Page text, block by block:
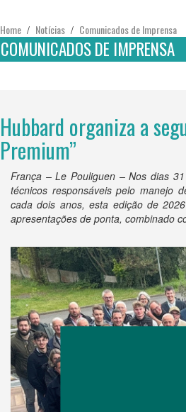
Home / Notícias / Comunicados de Imprensa
COMUNICADOS DE IMPRENSA
Hubbard organiza a
Premium”
França – Le Pouliguen – Nos dias
técnicos responsáveis pelo manejo
cada dois anos, esta edição de
apresentações de ponta, combinado